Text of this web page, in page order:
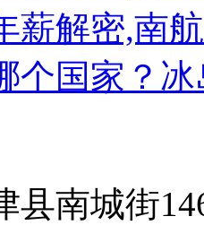
薪解密,南
个国家？
县南城街